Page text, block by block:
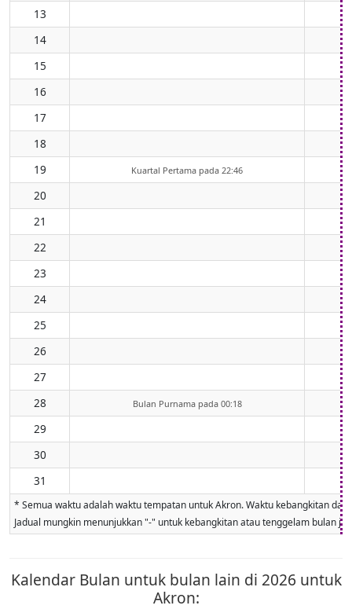
13
14
15
16
17
18
19
Kuartal Pertama pada 22:46
20
21
22
23
24
25
26
27
28
Bulan Purnama pada 00:18
29
30
31
* Semua waktu adalah waktu tempatan untuk Akron. Waktu kebangkitan
Jadual mungkin menunjukkan "-" untuk kebangkitan atau tenggelam bulan
Kalendar Bulan untuk bulan lain di 2026 untuk
Akron: